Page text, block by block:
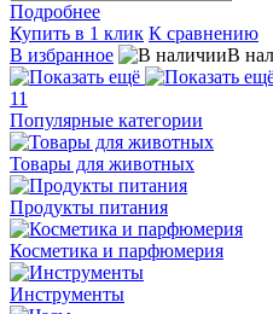
Подробнее
Купить в 1 клик К сравнению
В избранное
В
11
Популярные категории
Товары для животных
Продукты питания
Косметика и парфюмерия
Инструменты